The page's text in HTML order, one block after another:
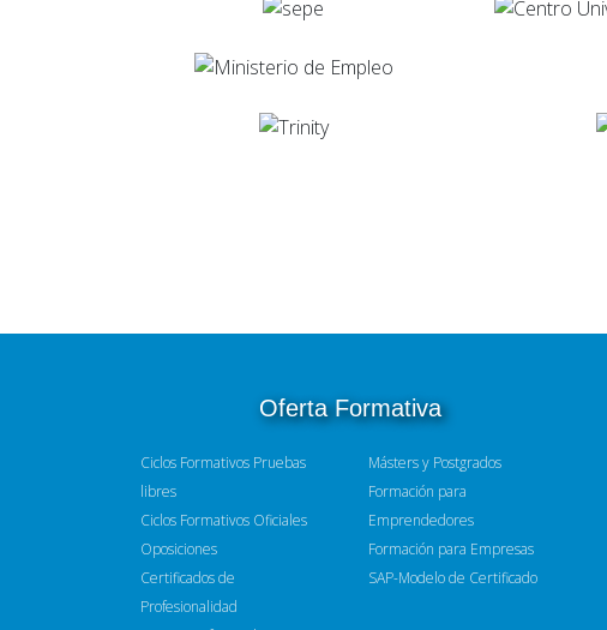
Oferta Formativa
Ciclos Formativos Pruebas
libres
Ciclos Formativos Oficiales
Oposiciones
Certificados de
Profesionalidad
Másters y Postgrados
Formación para
Emprendedores
Formación para Empresas
SAP-Modelo de Certificado